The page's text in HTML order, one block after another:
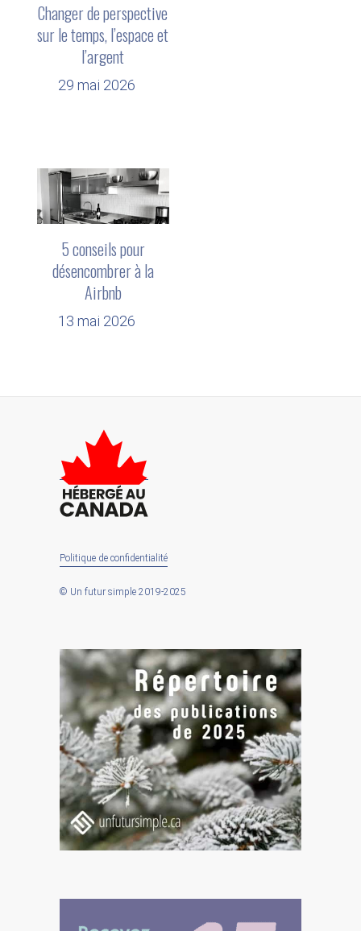
Changer de perspective
sur le temps, l’espace et
l’argent
29 mai 2026
5 conseils pour
désencombrer à la
Airbnb
13 mai 2026
Politique de confidentialité
© Un futur simple 2019-2025